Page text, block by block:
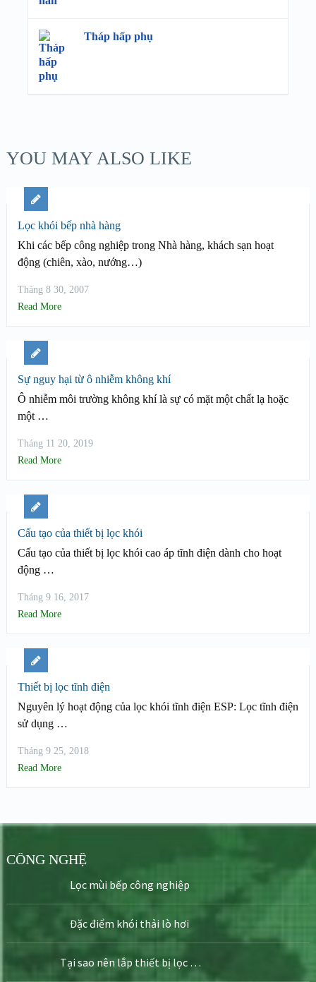
Tháp hấp phụ
YOU MAY ALSO LIKE
Lọc khói bếp nhà hàng
Khi các bếp công nghiệp trong Nhà hàng, khách sạn hoạt
động (chiên, xào, nướng…)
Tháng 8 30, 2007
Read More
Sự nguy hại từ ô nhiễm không khí
Ô nhiễm môi trường không khí là sự có mặt một chất lạ hoặc
một …
Tháng 11 20, 2019
Read More
Cấu tạo của thiết bị lọc khói
Cấu tạo của thiết bị lọc khói cao áp tĩnh điện dành cho hoạt
động …
Tháng 9 16, 2017
Read More
Thiết bị lọc tĩnh điện
Nguyên lý hoạt động của lọc khói tĩnh điện ESP: Lọc tĩnh điện
sử dụng …
Tháng 9 25, 2018
Read More
CÔNG NGHỆ
Lọc mùi bếp công nghiệp
Đặc điểm khói thải lò hơi
Tại sao nên lắp thiết bị lọc …